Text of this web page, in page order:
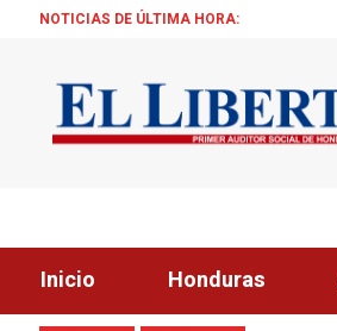
NOTICIAS DE ÚLTIMA HORA:
Inicio Honduras